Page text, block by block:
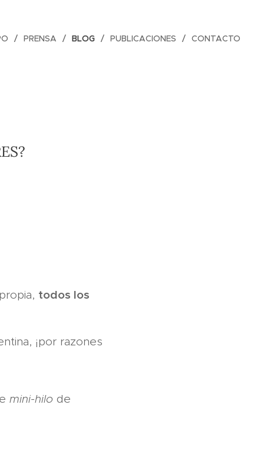
PRENSA BLOG PUBLICACIONES CONTACTO
todos los
¡por razones
mini-hilo de